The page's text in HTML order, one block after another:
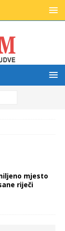
mjesto
riječi